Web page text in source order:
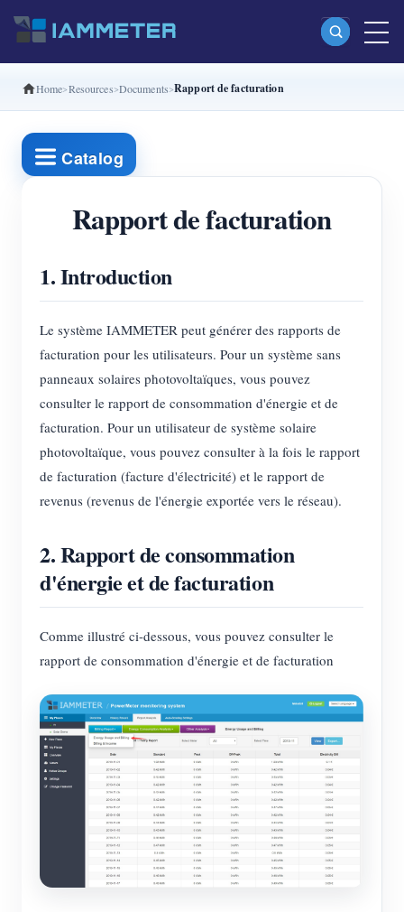
Produits
Compteur d’énergie Wi-Fi monophasé (WEM3080)
Compteur d’énergie Wi-Fi split-phase (WEM2067)
Compteur d’énergie Wi-Fi triphasé (WEM3046T)
Compteur d’énergie Wi-Fi triphasé (WEM3050T)
IAMMETER Cloud Pro
Service d’auto-hébergement
Chargeur EV
Simulateur IAMMETER
Compteur virtuel
Système de prévision et de simulation énergétique
Applications
Moniteur d’énergie pour système solaire PV
Système de contrôle du chauffage PV
Domotique
Surveillance énergétique d’usine
Boutique
Ressources
Démarrage rapide du produit
Documentation
Vidéo tutorielle
FAQ
Actualités
Blogs
Communauté
Programme contributeur
Centre des contributeurs
Activités IAMMETER
Forum
App Store
Explorer le site
Solutions
Contact
À propos de nous
Home Resources Documents Rapport de facturation
Catalog
Rapport de facturation
1. Introduction
Le système IAMMETER peut générer des rapports de
facturation pour les utilisateurs. Pour un système sans
panneaux solaires photovoltaïques, vous pouvez
consulter le rapport de consommation d'énergie et de
facturation. Pour un utilisateur de système solaire
photovoltaïque, vous pouvez consulter à la fois le rapport
de facturation (facture d'électricité) et le rapport de
revenus (revenus de l'énergie exportée vers le réseau).
2. Rapport de consommation
d'énergie et de facturation
Comme illustré ci-dessous, vous pouvez consulter le
rapport de consommation d'énergie et de facturation